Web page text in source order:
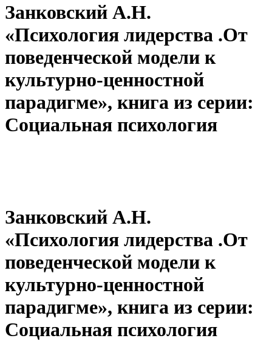
Занковский А.Н.
«Психология лидерства .От
поведенческой модели к
культурно-ценностной
парадигме», книга из серии:
Социальная психология
Занковский А.Н.
«Психология лидерства .От
поведенческой модели к
культурно-ценностной
парадигме», книга из серии:
Социальная психология